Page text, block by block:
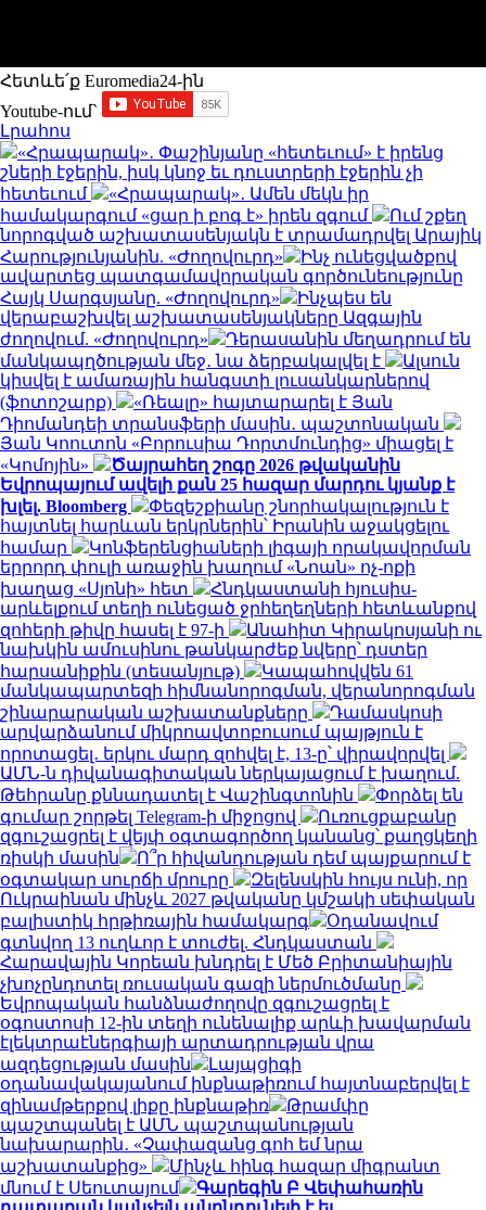
Հետևե՛ք Euromedia24-ին
Youtube-ում`
Լրահոս
«Հրապարակ»․ Փաշինյանը «հետեւում» է իրենց
շների էջերին, իսկ կնոջ եւ դուստրերի էջերին չի
հետեւում
«Հրապարակ»․ Ամեն մեկն իր
համակարգում «ցար ի բոգ է» իրեն զգում
Ում շքեղ
նորոգված աշխատասենյակն է տրամադրվել Արայիկ
Հարությունյանին. «Ժողովուրդ»
Ինչ ունեցվածքով
ավարտեց պատգամավորական գործունեությունը
Հայկ Սարգսյանը. «Ժողովուրդ»
Ինչպես են
վերաբաշխվել աշխատասենյակները Ազգային
ժողովում. «Ժողովուրդ»
Դերասանին մեղադրում են
մանկապղծության մեջ․ նա ձերբակալվել է
Ալսուն
կիսվել է ամառային հանգստի լուսանկարներով
(ֆոտոշարք)
«Ռեալը» հայտարարել է Յան
Դիոմանդեի տրանսֆերի մասին․ պաշտոնական
Յան Կոուտոն «Բորուսիա Դորտմունդից» միացել է
«Կոմոյին»
Ծայրահեղ շոգը 2026 թվականին
Եվրոպայում ավելի քան 25 հազար մարդու կյանք է
խլել. Bloomberg
Փեզեշքիանը շնորհակալություն է
հայտնել հարևան երկրներին՝ Իրանին աջակցելու
համար
Կոնֆերենցիաների լիգայի որակավորման
երրորդ փուլի առաջին խաղում «Նոան» ոչ-ոքի
խաղաց «Սյոնի» հետ
Հնդկաստանի հյուսիս-
արևելքում տեղի ունեցած ջրհեղեղների հետևանքով
զոհերի թիվը հասել է 97-ի
Անահիտ Կիրակոսյանի ու
նախկին ամուսինու թանկարժեք նվերը՝ դստեր
հարսանիքին (տեսանյութ)
Կապահովվեն 61
մանկապարտեզի հիմնանորոգման, վերանորոգման
շինարարական աշխատանքները
Դամասկոսի
արվարձանում միկրոավտոբուսում պայթյուն է
որոտացել․ երկու մարդ զոհվել է, 13-ը՝ վիրավորվել
ԱՄՆ-ն դիվանագիտական ներկայացում է խաղում.
Թեհրանը քննադատել է Վաշինգտոնին
Փորձել են
գումար շորթել Telegram-ի միջոցով
Ուռուցքաբանը
զգուշացրել է վեյփ օգտագործող կանանց՝ քաղցկեղի
ռիսկի մասին
Ո՞ր հիվանդության դեմ պայքարում է
օգտակար սուրճի մրուրը
Զելենսկին հույս ունի, որ
Ուկրաինան մինչև 2027 թվականը կմշակի սեփական
բալիստիկ հրթիռային համակարգ
Օդանավում
գտնվող 13 ուղևոր է տուժել. Հնդկաստան
Հարավային Կորեան խնդրել է Մեծ Բրիտանիային
չխոչընդոտել ռուսական գազի ներմուծմանը
Եվրոպական հանձնաժողովը զգուշացրել է
օգոստոսի 12-ին տեղի ունենալիք արևի խավարման
էլեկտրաէներգիայի արտադրության վրա
ազդեցության մասին
Լայպցիգի
օդանավակայանում ինքնաթիռում հայտնաբերվել է
զինամթերքով լիքը ինքնաթիռ
Թրամփը
պաշտպանել է ԱՄՆ պաշտպանության
նախարարին․ «Չափազանց գոհ եմ նրա
աշխատանքից»
Մինչև հինգ հազար միգրանտ
մնում է Սեուտայում
Գարեգին Բ Վեփահառին